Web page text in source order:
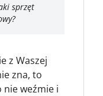
sprzęt
z Waszej
zna, to
nie weźmie i